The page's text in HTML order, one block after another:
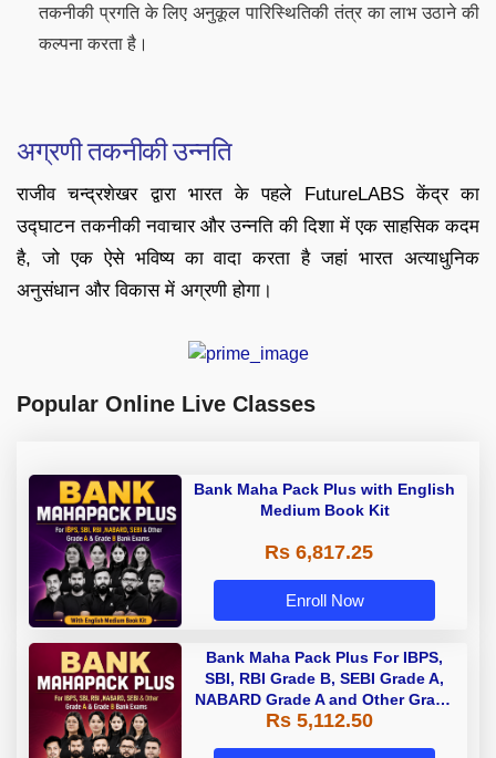
तकनीकी प्रगति के लिए अनुकूल पारिस्थितिकी तंत्र का लाभ उठाने की
कल्पना करता है।
अग्रणी तकनीकी उन्नति
राजीव चन्द्रशेखर द्वारा भारत के पहले FutureLABS केंद्र का
उद्घाटन तकनीकी नवाचार और उन्नति की दिशा में एक साहसिक कदम
है, जो एक ऐसे भविष्य का वादा करता है जहां भारत अत्याधुनिक
अनुसंधान और विकास में अग्रणी होगा।
Popular Online Live Classes
Bank Maha Pack Plus with English
Medium Book Kit
Rs 6,817.25
Enroll Now
Bank Maha Pack Plus For IBPS,
SBI, RBI Grade B, SEBI Grade A,
NABARD Grade A and Other Grade
A & Grade B Bank Exams
Rs 5,112.50